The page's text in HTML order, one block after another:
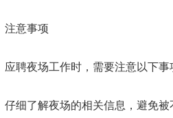
注意事项
应聘夜场工作时，需要注意以下事
仔细了解夜场的相关信息，避免被